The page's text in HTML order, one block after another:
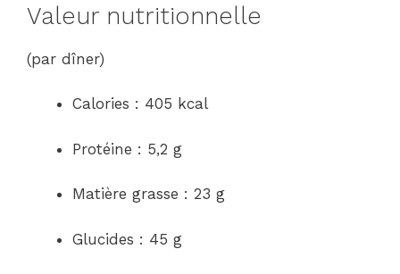
Valeur nutritionnelle
(par dîner)
Calories : 405 kcal
Protéine : 5,2 g
Matière grasse : 23 g
Glucides : 45 g